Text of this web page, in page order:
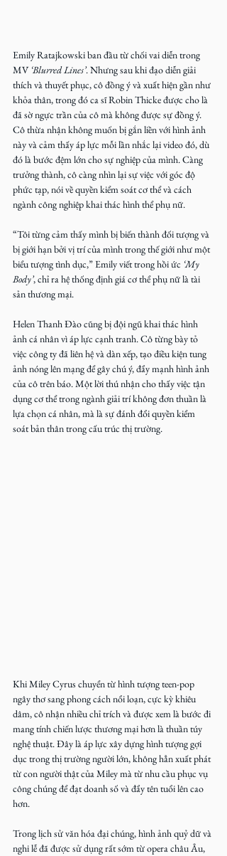
Emily Ratajkowski ban đầu từ chối vai diễn trong
MV ‘Blurred Lines’. Nhưng sau khi đạo diễn giải
thích và thuyết phục, cô đồng ý và xuất hiện gần như
khỏa thân, trong đó ca sĩ Robin Thicke được cho là
đã sờ ngực trần của cô mà không được sự đồng ý.
Cô thừa nhận không muốn bị gắn liền với hình ảnh
này và cảm thấy áp lực mỗi lần nhắc lại video đó, dù
đó là bước đệm lớn cho sự nghiệp của mình. Càng
trưởng thành, cô càng nhìn lại sự việc với góc độ
phức tạp, nói về quyền kiểm soát cơ thể và cách
ngành công nghiệp khai thác hình thể phụ nữ.
“Tôi từng cảm thấy mình bị biến thành đối tượng và
bị giới hạn bởi vị trí của mình trong thế giới như một
biểu tượng tình dục,” Emily viết trong hồi ức ‘My
Body’, chỉ ra hệ thống định giá cơ thể phụ nữ là tài
sản thương mại.
Helen Thanh Đào cũng bị đội ngũ khai thác hình
ảnh cá nhân vì áp lực cạnh tranh. Cô từng bày tỏ
việc công ty đã liên hệ và dàn xếp, tạo điều kiện tung
ảnh nóng lên mạng để gây chú ý, đẩy mạnh hình ảnh
của cô trên báo. Một lời thú nhận cho thấy việc tận
dụng cơ thể trong ngành giải trí không đơn thuần là
lựa chọn cá nhân, mà là sự đánh đổi quyền kiểm
soát bản thân trong cấu trúc thị trường.
Khi Miley Cyrus chuyển từ hình tượng teen-pop
ngây thơ sang phong cách nổi loạn, cực kỳ khiêu
dâm, cô nhận nhiều chỉ trích và được xem là bước đi
mang tính chiến lược thương mại hơn là thuần túy
nghệ thuật. Đây là áp lực xây dựng hình tượng gợi
dục trong thị trường người lớn, không hẳn xuất phát
từ con người thật của Miley mà từ nhu cầu phục vụ
công chúng để đạt doanh số và đẩy tên tuổi lên cao
hơn.
Trong lịch sử văn hóa đại chúng, hình ảnh quỷ dữ và
nghi lễ đã được sử dụng rất sớm từ opera châu Âu,